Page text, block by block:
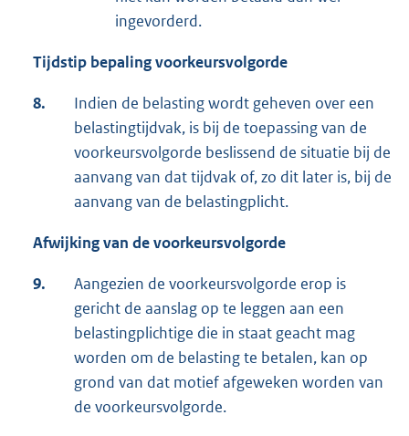
ingevorderd.
Tijdstip bepaling voorkeursvolgorde
8.
Indien de belasting wordt geheven over een
belastingtijdvak, is bij de toepassing van de
voorkeursvolgorde beslissend de situatie bij de
aanvang van dat tijdvak of, zo dit later is, bij de
aanvang van de belastingplicht.
Afwijking van de voorkeursvolgorde
9.
Aangezien de voorkeursvolgorde erop is
gericht de aanslag op te leggen aan een
belastingplichtige die in staat geacht mag
worden om de belasting te betalen, kan op
grond van dat motief afgeweken worden van
de voorkeursvolgorde.